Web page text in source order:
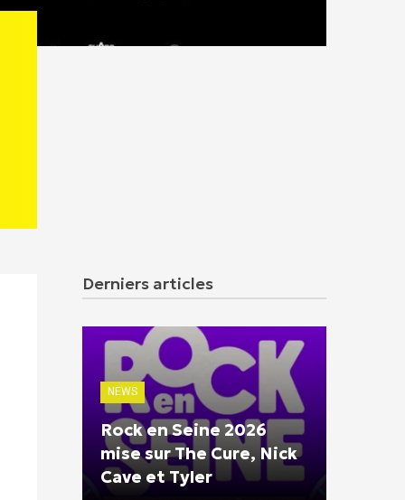
Derniers articles
NEWS
Rock en Seine 2026
mise sur The Cure, Nick
Cave et Tyler